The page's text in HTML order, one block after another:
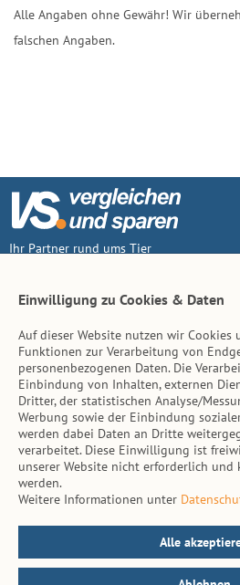
Alle Angaben ohne Gewähr! Wir
falschen Angaben.
Ihr Partner rund ums Tier
Inhalt
Tierarzt-Suche
Hinweise
AGB
Impressum
Datenschutz
Kontakt
Einwilligung zu Cookies & Daten
Auf dieser Website nutzen wir Cookies
Funktionen zur Verarbeitung von
personenbezogenen Daten. Die
Einbindung von Inhalten, externen
Dritter, der statistischen Analyse/
Werbung sowie der Einbindung
werden dabei Daten an Dritte
verarbeitet. Diese Einwilligung ist
unserer Website nicht erforderlich
werden.
Weitere Informationen unter
Alle